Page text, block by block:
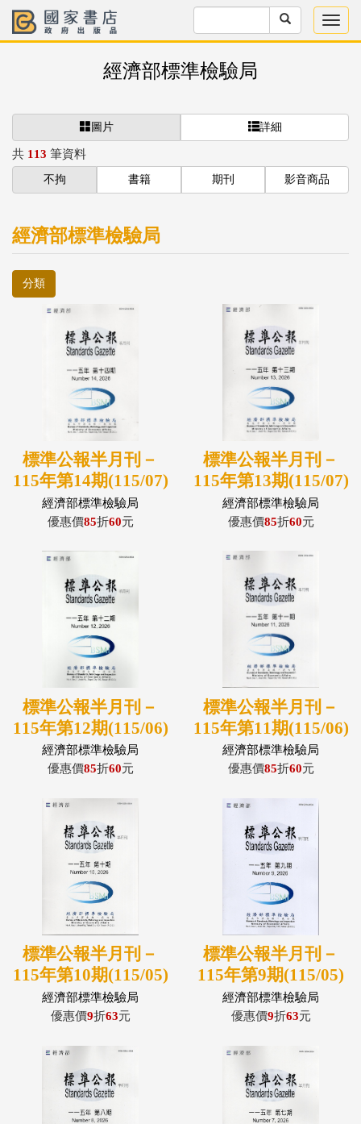
經濟部標準檢驗局
圖片 詳細
共 113 筆資料
不拘 書籍 期刊 影音商品
經濟部標準檢驗局
分類
標準公報半月刊－
115年第14期(115/07)
經濟部標準檢驗局
優惠價85折60元
標準公報半月刊－
115年第13期(115/07)
經濟部標準檢驗局
優惠價85折60元
標準公報半月刊－
115年第12期(115/06)
經濟部標準檢驗局
優惠價85折60元
標準公報半月刊－
115年第11期(115/06)
經濟部標準檢驗局
優惠價85折60元
標準公報半月刊－
115年第10期(115/05)
經濟部標準檢驗局
優惠價9折63元
標準公報半月刊－
115年第9期(115/05)
經濟部標準檢驗局
優惠價9折63元